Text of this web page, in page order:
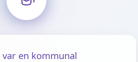
var en kommunal